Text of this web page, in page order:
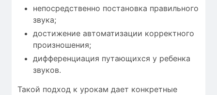
непосредственно постановка правильного
звука;
достижение автоматизации корректного
произношения;
дифференциация путающихся у ребенка
звуков.
Такой подход к урокам дает конкретные